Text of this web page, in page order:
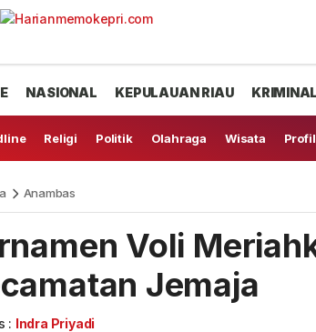
NASIONAL KEPULAUAN RIAU KRIMINAL
Religi Politik Olahraga Wisata Profil
Anambas
Voli
Jemaja
: Indra Priyadi